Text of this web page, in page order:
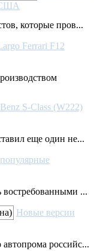
США
которые пров...
Ferrari F12
S-Class (W222)
еще один не...
востребованными ...
Новые версии
российс...